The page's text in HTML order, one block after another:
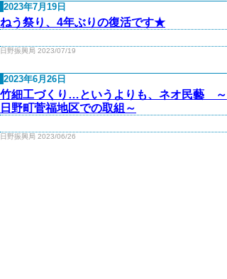
2023年7月19日
ねう祭り、4年ぶりの復活です★
日野振興局 2023/07/19
2023年6月26日
竹細工づくり…というよりも、ネオ民藝 ～
日野町菅福地区での取組～
日野振興局 2023/06/26